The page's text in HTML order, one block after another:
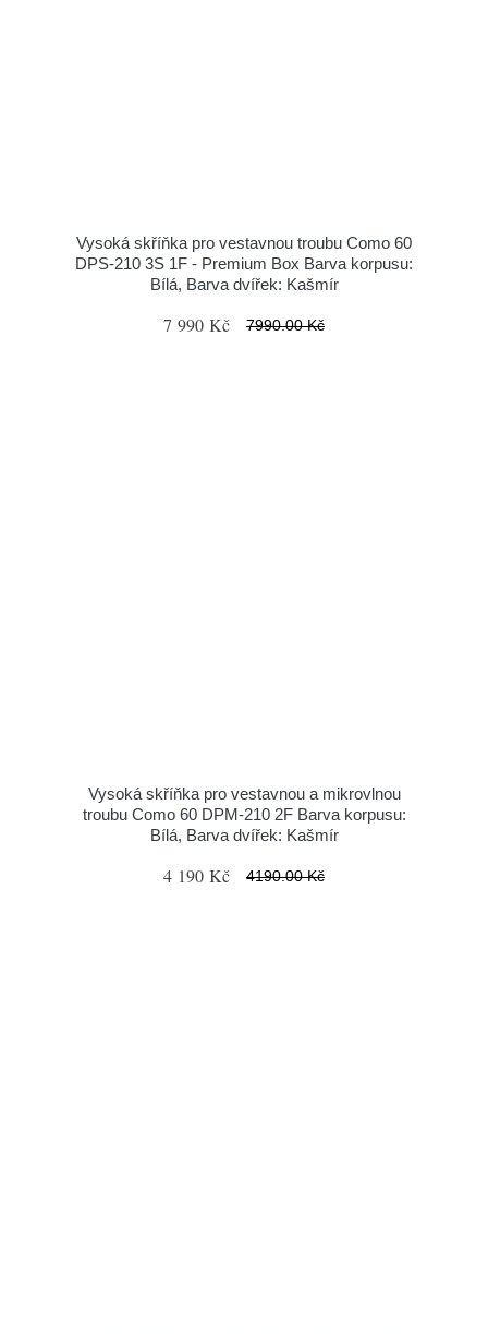
Vysoká skříňka pro vestavnou troubu Como 60
DPS-210 3S 1F - Premium Box Barva korpusu:
Bílá, Barva dvířek: Kašmír
7 990 Kč 7990.00 Kč
Vysoká skříňka pro vestavnou a mikrovlnou
troubu Como 60 DPM-210 2F Barva korpusu:
Bílá, Barva dvířek: Kašmír
4 190 Kč 4190.00 Kč